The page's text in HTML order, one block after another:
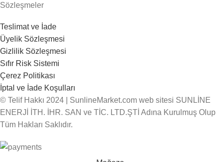
Sözleşmeler
Teslimat ve İade
Üyelik Sözleşmesi
Gizlilik Sözleşmesi
Sıfır Risk Sistemi
Çerez Politikası
İptal ve İade Koşulları
© Telif Hakkı 2024 | SunlineMarket.com web sitesi SUNLİNE
ENERJİ İTH. İHR. SAN ve TİC. LTD.ŞTİ Adına Kurulmuş Olup
Tüm Hakları Saklıdır.